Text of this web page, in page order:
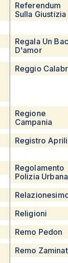
Referendum
Sulla Giustizia
Regala Un
D'amor
Reggio
Regione
Campania
Registro
Regolamento
Polizia Urbana
Religioni
Remo Pedon
Remo